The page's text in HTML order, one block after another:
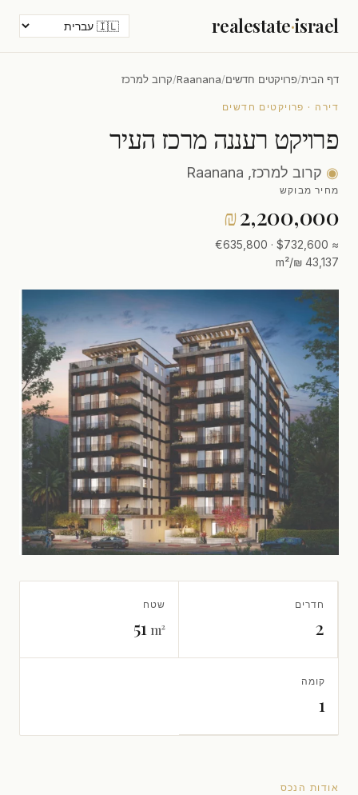
realestate·israel
דף הבית/פרויקטים חדשים/
Raanana
/קרוב למרכז
דירה · פרויקטים חדשים
פרויקט רעננה מרכז העיר
◉ קרוב למרכז, Raanana
מחיר מבוקש
₪2,200,000
≈ $732,600 · €635,800
43,137 ₪/m²
חדרים
2
שטח
51 m²
קומה
1
אודות הנכס